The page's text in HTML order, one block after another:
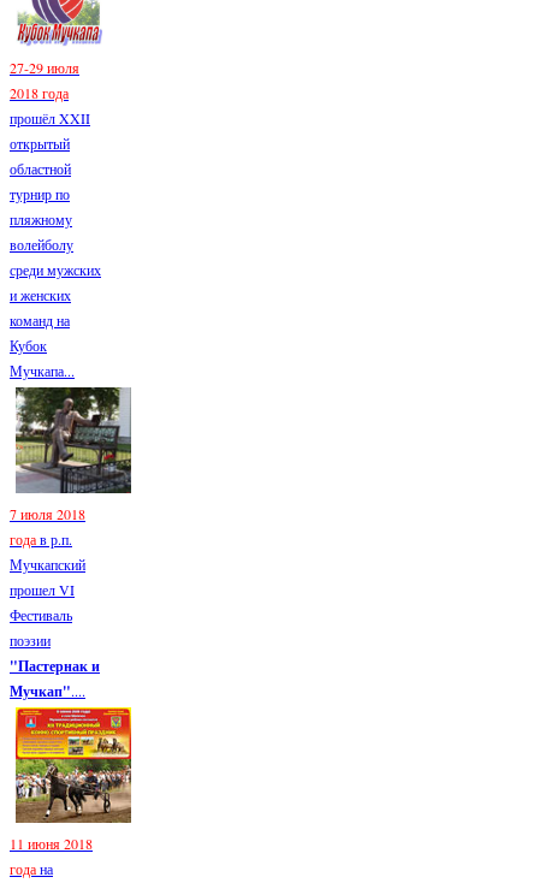
27-29 июля
2018 года
прошёл XXII
открытый
областной
турнир по
пляжному
волейболу
среди мужских
и женских
команд на
Кубок
Мучкапа...
7 июля 2018
годав р.п.
Мучкапский
прошел VI
Фестиваль
поэзии
"Пастернак и
Мучкап"....
11 июня 2018
годана